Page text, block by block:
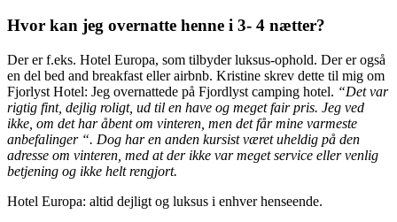
Hvor kan jeg overnatte henne i 3- 4 nætter?
Der er f.eks. Hotel Europa, som tilbyder luksus-ophold. Der er også
en del bed and breakfast eller airbnb. Kristine skrev dette til mig om
Fjorlyst Hotel: Jeg overnattede på Fjordlyst camping hotel. “Det var
rigtig fint, dejlig roligt, ud til en have og meget fair pris. Jeg ved
ikke, om det har åbent om vinteren, men det får mine varmeste
anbefalinger “. Dog har en anden kursist været uheldig på den
adresse om vinteren, med at der ikke var meget service eller venlig
betjening og ikke helt rengjort.
Hotel Europa: altid dejligt og luksus i enhver henseende.